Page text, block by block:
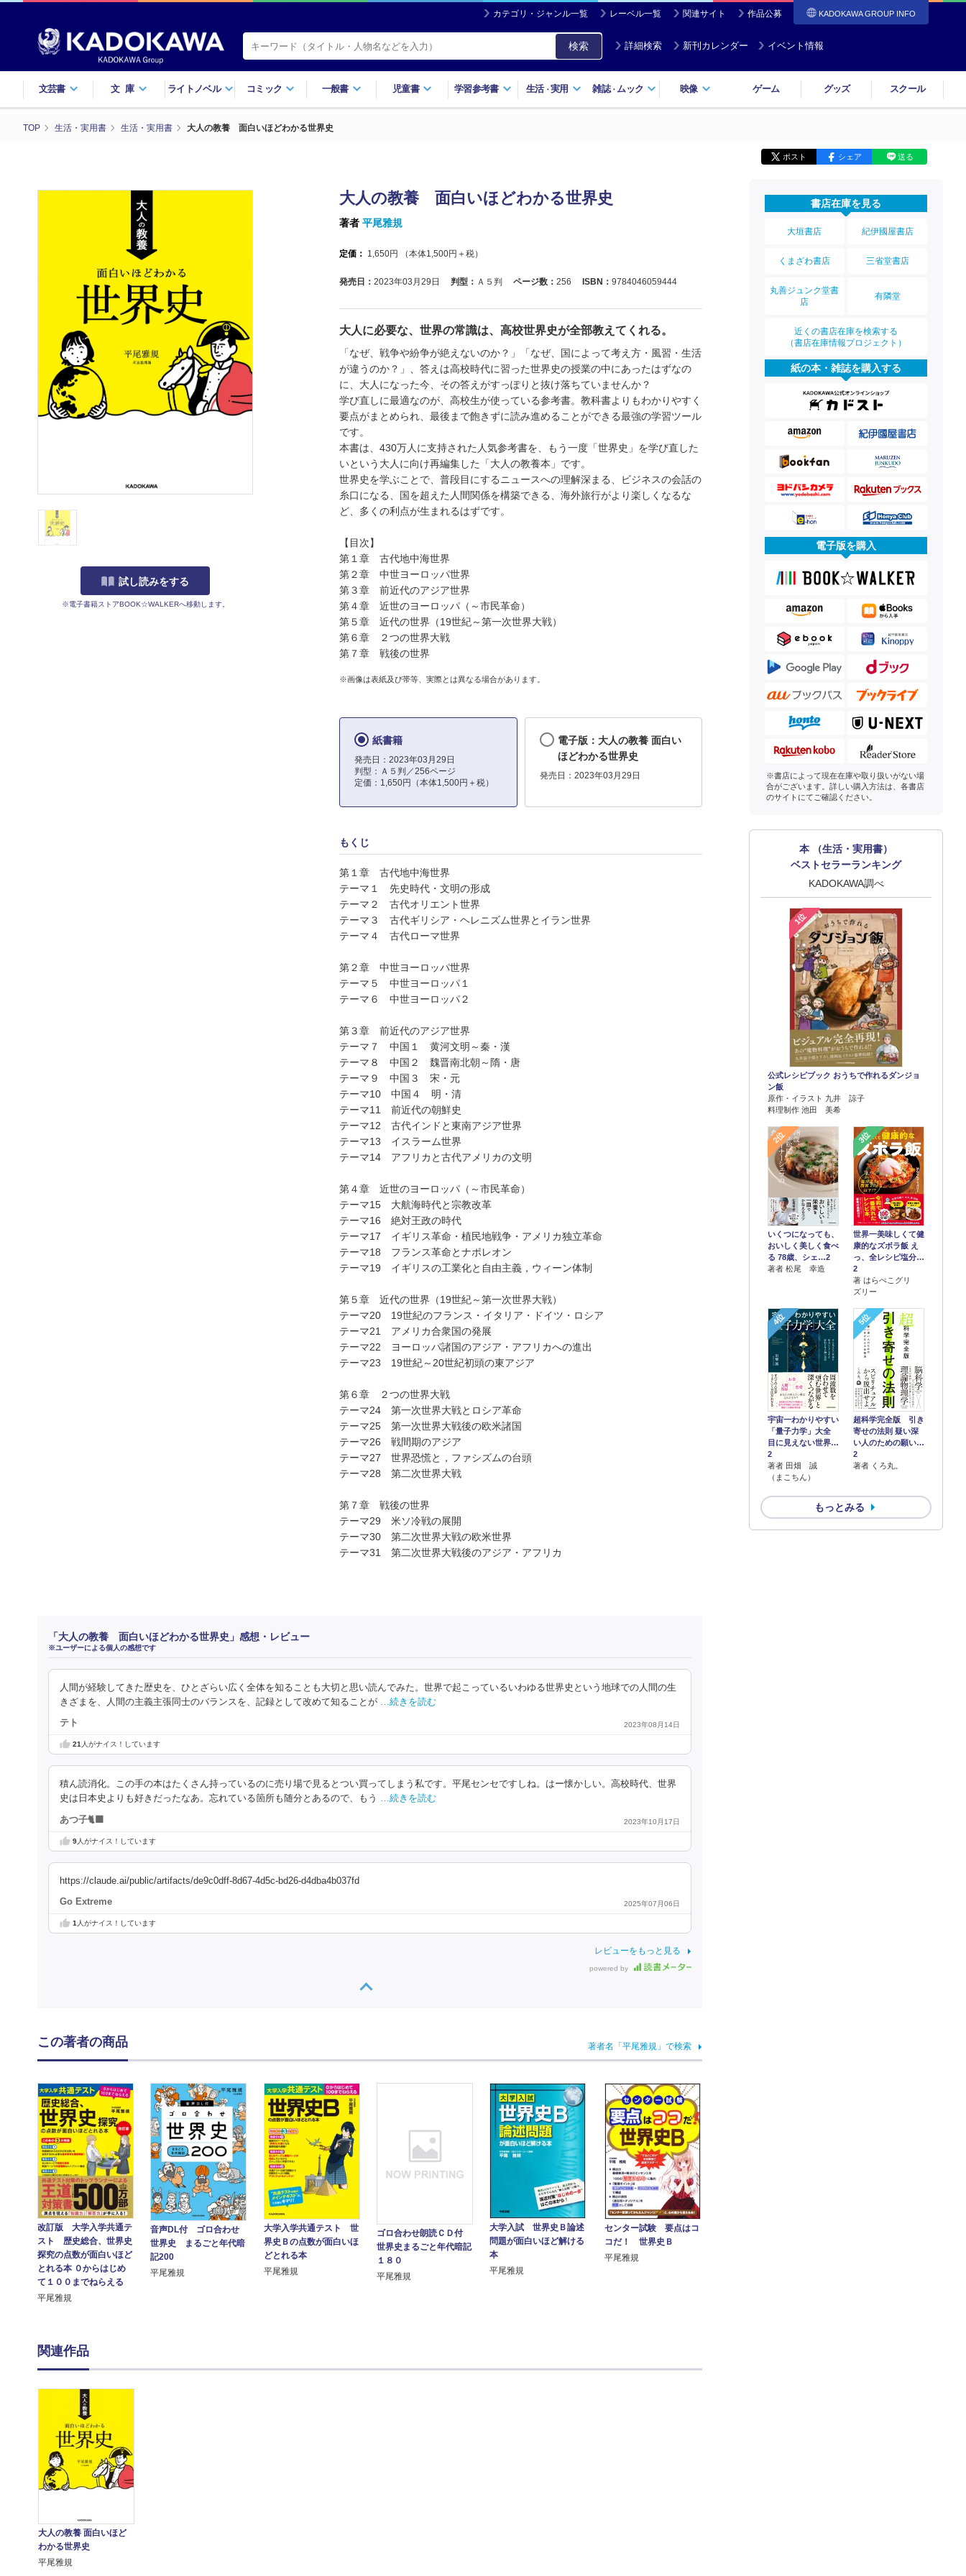
カテゴリ・ジャンル一覧 レーベル一覧 関連サイト 作品公募 KADOKAWA GROUP INFO
検索 詳細検索 新刊カレンダー イベント情報
文芸書 文庫 ライトノベル コミック 一般書 児童書 学習参考書 生活・実用 雑誌・ ムック 映像 ゲーム グッズ スクール
TOP 生活・実用書 生活・実用書 大人の教養 面白いほどわかる世界史
ポスト シェア 送る
試し読みをする
大人の教養 面白いほどわかる世界史
著者 平尾雅規
定価： 1,650円 （本体1,500円＋税）
発売日： 2023年03月29日 判型： Ａ５判 ページ数： 256 ISBN： 9784046059444
大人に必要な、世界の常識は、高校世界史が全部教えてくれる。
「なぜ、戦争や紛争が絶えないのか？」「なぜ、国によって考え方・風習・生活
が違うのか？」、答えは高校時代に習った世界史の授業の中にあったはずなの
に、大人になった今、その答えがすっぽりと抜け落ちていませんか？
学び直しに最適なのが、高校生が使っている参考書。教科書よりもわかりやすく
要点がまとめられ、最後まで飽きずに読み進めることができる最強の学習ツール
です。
本書は、430万人に支持された人気参考書を、もう一度「世界史」を学び直した
いという大人に向け再編集した「大人の教養本」です。
世界史を学ぶことで、普段目にするニュースへの理解深まる、ビジネスの会話の
糸口になる、国を超えた人間関係を構築できる、海外旅行がより楽しくなるな
ど、多くの利点が生まれるはずです。
【目次】
第１章 古代地中海世界
第２章 中世ヨーロッパ世界
第３章 前近代のアジア世界
第４章 近世のヨーロッパ（～市民革命）
第５章 近代の世界（19世紀～第一次世界大戦）
第６章 ２つの世界大戦
第７章 戦後の世界
※画像は表紙及び帯等、実際とは異なる場合があります。
紙書籍
発売日：2023年03月29日
判型：Ａ５判／256ページ
定価：1,650円（本体1,500円＋税）
電子版：大人の教養 面白い
ほどわかる世界史
発売日：2023年03月29日
もくじ
第１章 古代地中海世界
テーマ１ 先史時代・文明の形成
テーマ２ 古代オリエント世界
テーマ３ 古代ギリシア・ヘレニズム世界とイラン世界
テーマ４ 古代ローマ世界
第２章 中世ヨーロッパ世界
テーマ５ 中世ヨーロッパ１
テーマ６ 中世ヨーロッパ２
第３章 前近代のアジア世界
テーマ７ 中国１ 黄河文明～秦・漢
テーマ８ 中国２ 魏晋南北朝～隋・唐
テーマ９ 中国３ 宋・元
テーマ10 中国４ 明・清
テーマ11 前近代の朝鮮史
テーマ12 古代インドと東南アジア世界
テーマ13 イスラーム世界
テーマ14 アフリカと古代アメリカの文明
第４章 近世のヨーロッパ（～市民革命）
テーマ15 大航海時代と宗教改革
テーマ16 絶対王政の時代
テーマ17 イギリス革命・植民地戦争・アメリカ独立革命
テーマ18 フランス革命とナポレオン
テーマ19 イギリスの工業化と自由主義，ウィーン体制
第５章 近代の世界（19世紀～第一次世界大戦）
テーマ20 19世紀のフランス・イタリア・ドイツ・ロシア
テーマ21 アメリカ合衆国の発展
テーマ22 ヨーロッパ諸国のアジア・アフリカへの進出
テーマ23 19世紀～20世紀初頭の東アジア
第６章 ２つの世界大戦
テーマ24 第一次世界大戦とロシア革命
テーマ25 第一次世界大戦後の欧米諸国
テーマ26 戦間期のアジア
テーマ27 世界恐慌と，ファシズムの台頭
テーマ28 第二次世界大戦
第７章 戦後の世界
テーマ29 米ソ冷戦の展開
テーマ30 第二次世界大戦の欧米世界
テーマ31 第二次世界大戦後のアジア・アフリカ
「大人の教養 面白いほどわかる世界史」感想・レビュー
※ユーザーによる個人の感想です
人間が経験してきた歴史を、ひとざらい広く全体を知ることも大切と思い読んでみた。世界で起こっているいわゆる世界史という地球での人間の生
きざまを、人間の主義主張同士のバランスを、記録として改めて知ることが
…続きを読む
テト 2023年08月14日
21人がナイス！しています
積ん読消化。この手の本はたくさん持っているのに売り場で見るとつい買ってしまう私です。平尾センセですしね。はー懐かしい。高校時代、世界
史は日本史よりも好きだったなあ。忘れている箇所も随分とあるので、もう …続きを読む
あつ子🐈‍⬛ 2023年10月17日
9人がナイス！しています
https://claude.ai/public/artifacts/de9c0dff-8d67-4d5c-bd26-d4dba4b037fd
Go Extreme 2025年07月06日
1人がナイス！しています
レビューをもっと見る
powered by
書店在庫を見る
大垣書店 紀伊國屋書店
くまざわ書店 三省堂書店
丸善ジュンク堂書
店
有隣堂
近くの書店在庫を検索する
（書店在庫情報プロジェクト）
紙の本・雑誌を購入する
電子版を購入
※書店によって現在在庫や取り扱いがない場
合がございます。詳しい購入方法は、各書店
のサイトにてご確認ください。
本 （生活・実用書）
ベストセラーランキング
KADOKAWA調べ
1位
公式レシピブック おうちで作れるダンジョ
ン飯
原作・イラスト 九井 諒子
料理制作 池田 美希
2位
いくつになっても、
おいしく美しく食べ
る 78歳、シェ…2
著者 松尾 幸造
3位
世界一美味しくて健
康的なズボラ飯 え
っ、全レシピ塩分…
2
著 はらぺこグリ
ズリー
4位
宇宙一わかりやすい
「量子力学」大全
目に見えない世界…
2
著者 田畑 誠
（まこちん）
5位
超科学完全版 引き
寄せの法則 疑い深
い人のための願い…
2
著者 くろ丸。
もっとみる
この著者の商品 著者名「平尾雅規」で検索
改訂版 大学入学共通テ
スト 歴史総合、世界史
探究の点数が面白いほど
とれる本 ０からはじめ
て１００までねらえる
平尾雅規
音声DL付 ゴロ合わせ
世界史 まるごと年代暗
記200
平尾雅規
大学入学共通テスト 世
界史Ｂの点数が面白いほ
どとれる本
平尾雅規
ゴロ合わせ朗読ＣＤ付
世界史まるごと年代暗記
１８０
平尾雅規
大学入試 世界史Ｂ論述
問題が面白いほど解ける
本
平尾雅規
センター試験 要点はコ
コだ！ 世界史Ｂ
平尾雅規
関連作品
大人の教養 面白いほど
わかる世界史
平尾雅規